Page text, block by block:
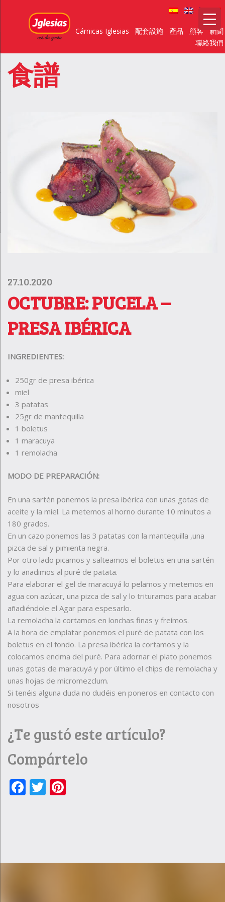
Cárnicas Iglesias 配套設施 產品 顧客
新聞
聯絡我們
食譜
27.10.2020
OCTUBRE: PUCELA –
PRESA IBÉRICA
INGREDIENTES:
250gr de presa ibérica
miel
3 patatas
25gr de mantequilla
1 boletus
1 maracuya
1 remolacha
MODO DE PREPARACIÓN:
En una sartén ponemos la presa ibérica con unas gotas de
aceite y la miel. La metemos al horno durante 10 minutos a
180 grados.
En un cazo ponemos las 3 patatas con la mantequilla ,una
pizca de sal y pimienta negra.
Por otro lado picamos y salteamos el boletus en una sartén
y lo añadimos al puré de patata.
Para elaborar el gel de maracuyá lo pelamos y metemos en
agua con azúcar, una pizca de sal y lo trituramos para acabar
añadiéndole el Agar para espesarlo.
La remolacha la cortamos en lonchas finas y freímos.
A la hora de emplatar ponemos el puré de patata con los
boletus en el fondo. La presa ibérica la cortamos y la
colocamos encima del puré. Para adornar el plato ponemos
unas gotas de maracuyá y por último el chips de remolacha y
unas hojas de micromezclum.
Si tenéis alguna duda no dudéis en poneros en contacto con
nosotros
¿Te gustó este artículo?
Compártelo
Facebook
Twitter